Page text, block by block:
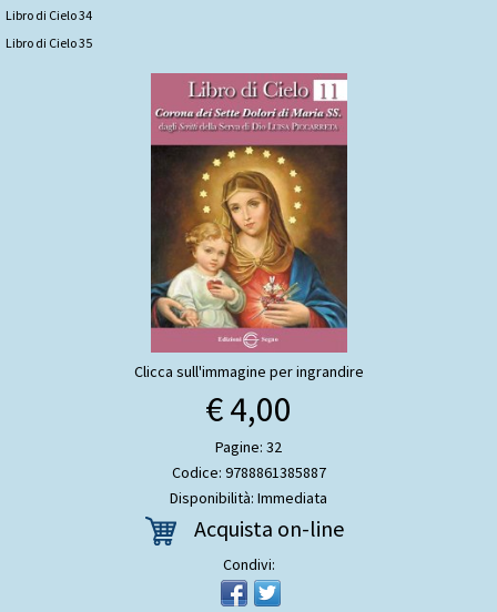
Libro di Cielo 34
Libro di Cielo 35
Clicca sull'immagine per ingrandire
€ 4,00
Pagine: 32
Codice: 9788861385887
Disponibilità: Immediata
Acquista on-line
Condivi: